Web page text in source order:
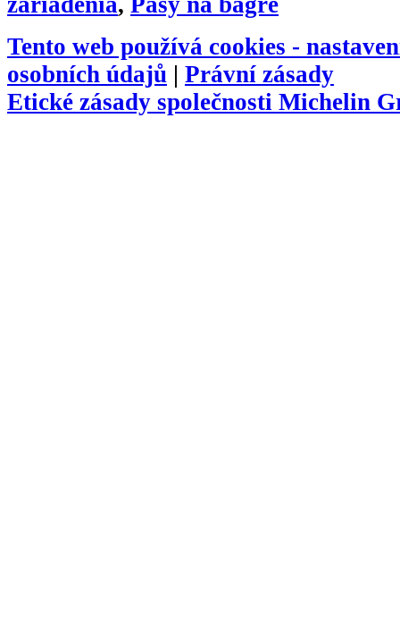
Tento web používá cookies -
osobních údajů | Právní zásady
Etické zásady společnosti Michelin